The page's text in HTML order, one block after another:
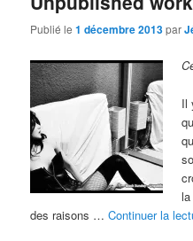
Publié le1 décembre 2013par
Il
des raisons …Continuer la